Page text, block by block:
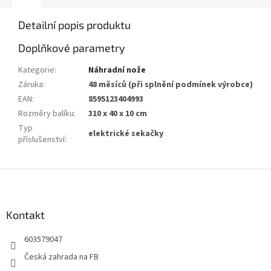
Detailní popis produktu
Doplňkové parametry
Kategorie:
Náhradní nože
Záruka:
48 měsíců (při splnění podmínek výrobce)
EAN:
8595123404993
Rozměry balíku:
310 x 40 x 10 cm
Typ
příslušenství: elektrické sekačky
Kontakt
603579047
Česká zahrada na FB